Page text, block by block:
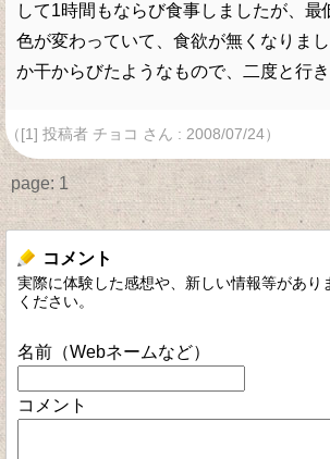
して1時間もならび食事しましたが、最
色が変わっていて、食欲が無くなりま
か干からびたようなもので、二度と行き
（[1] 投稿者 チョコ さん : 2008/07/24）
page: 1
コメント
実際に体験した感想や、新しい情報等があり
ください。
名前（Webネームなど）
コメント